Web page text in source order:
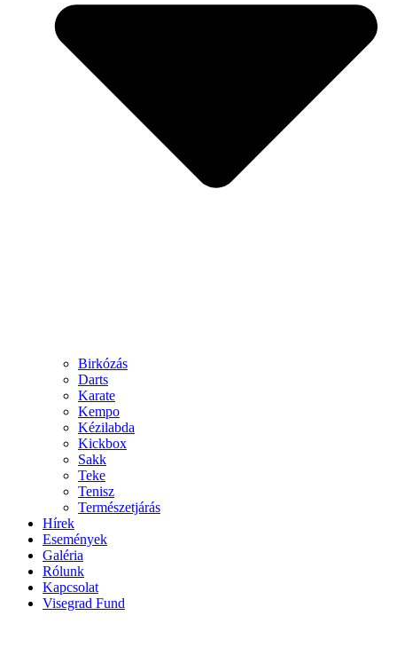
Birkózás
Darts
Karate
Kempo
Kézilabda
Kickbox
Sakk
Teke
Tenisz
Természetjárás
Hírek
Események
Galéria
Rólunk
Kapcsolat
Visegrad Fund